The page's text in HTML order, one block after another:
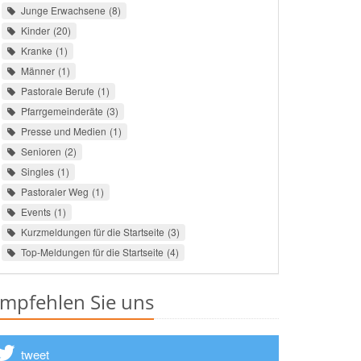
Junge Erwachsene 8
Kinder 20
Kranke 1
Männer 1
Pastorale Berufe 1
Pfarrgemeinderäte 3
Presse und Medien 1
Senioren 2
Singles 1
Pastoraler Weg 1
Events 1
Kurzmeldungen für die Startseite 3
Top-Meldungen für die Startseite 4
Sie uns
tweet